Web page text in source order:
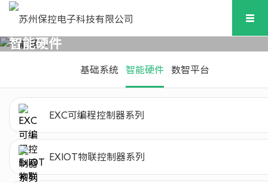
智能硬件
基础系统 智能硬件 数智平台
EXC可编程控制器系列
EXIOT物联控制器系列